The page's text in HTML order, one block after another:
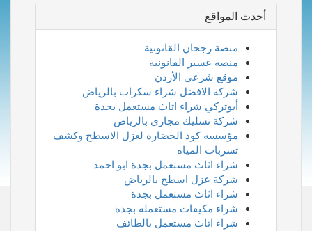
أحدث المواقع
منصة رجحان القانونية
منصة عسير القانونية
موقع شرعي الأردن
شركة الافضل شراء سكراب بالرياض
أبوتركي شراء اثاث مستعمل بجدة
شركة تسليك مجاري بالرياض
مؤسسة كود الحضارة لعزل الاسطح وكشف
تسربات المياه
شراء اثاث مستعمل بجدة ابو احمد
شركة عزل اسطح بالرياض
شراء اثاث مستعمل بجدة
شراء مكيفات مستعملة بجدة
شراء اثاث مستعمل بالطائف